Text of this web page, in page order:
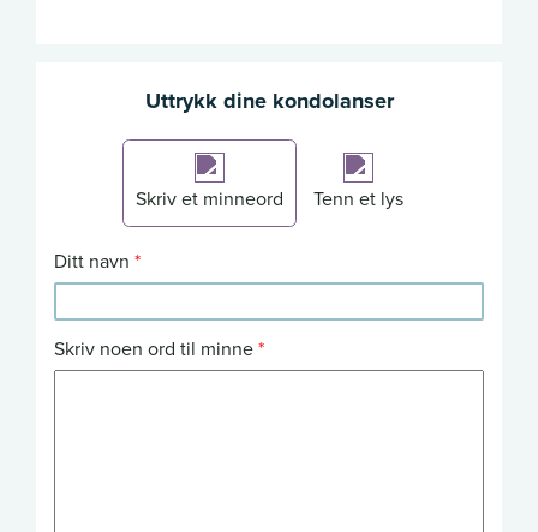
Uttrykk dine kondolanser
Skriv et minneord Tenn et lys
Ditt navn
Skriv noen ord til minne